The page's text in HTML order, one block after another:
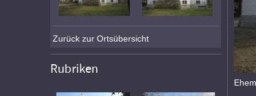
Zurück zur Ortsübersicht
Rubriken